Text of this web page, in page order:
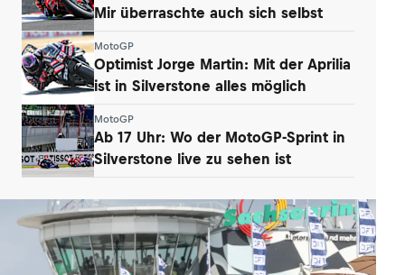
Mir überraschte auch sich selbst
MotoGP
Optimist Jorge Martin: Mit der Aprilia
ist in Silverstone alles möglich
MotoGP
Ab 17 Uhr: Wo der MotoGP-Sprint in
Silverstone live zu sehen ist